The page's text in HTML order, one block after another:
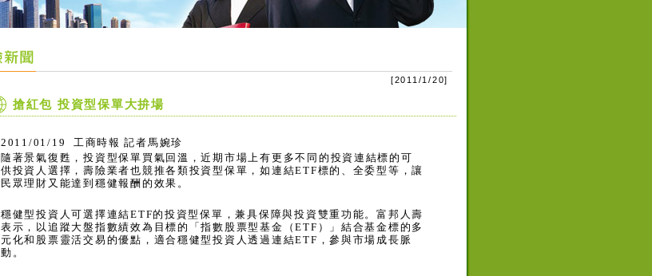
[2011/1/20]
搶紅包 投資型保單大拚場
2011/01/19 工商時報 記者馬婉珍
隨著景氣復甦，投資型保單買氣回溫，近期市場上有更多不同的投資連結標的可
供投資人選擇，壽險業者也競推各類投資型保單，如連結ETF標的、全委型等，讓
民眾理財又能達到穩健報酬的效果。
穩健型投資人可選擇連結ETF的投資型保單，兼具保障與投資雙重功能。富邦人壽
表示，以追蹤大盤指數績效為目標的「指數股票型基金（ETF ）」結合基金標的多
元化和股票靈活交易的優點，適合穩健型投資人透過連結ETF ，參與市場成長脈
動。